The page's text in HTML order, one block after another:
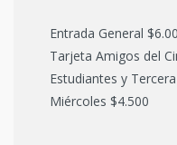
Entrada General
Tarjeta Amigos del
Estudiantes y
Miércoles $4.500